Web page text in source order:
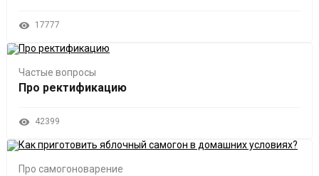
17777
Частые вопросы
Про ректификацию
42399
Про самогоноварение